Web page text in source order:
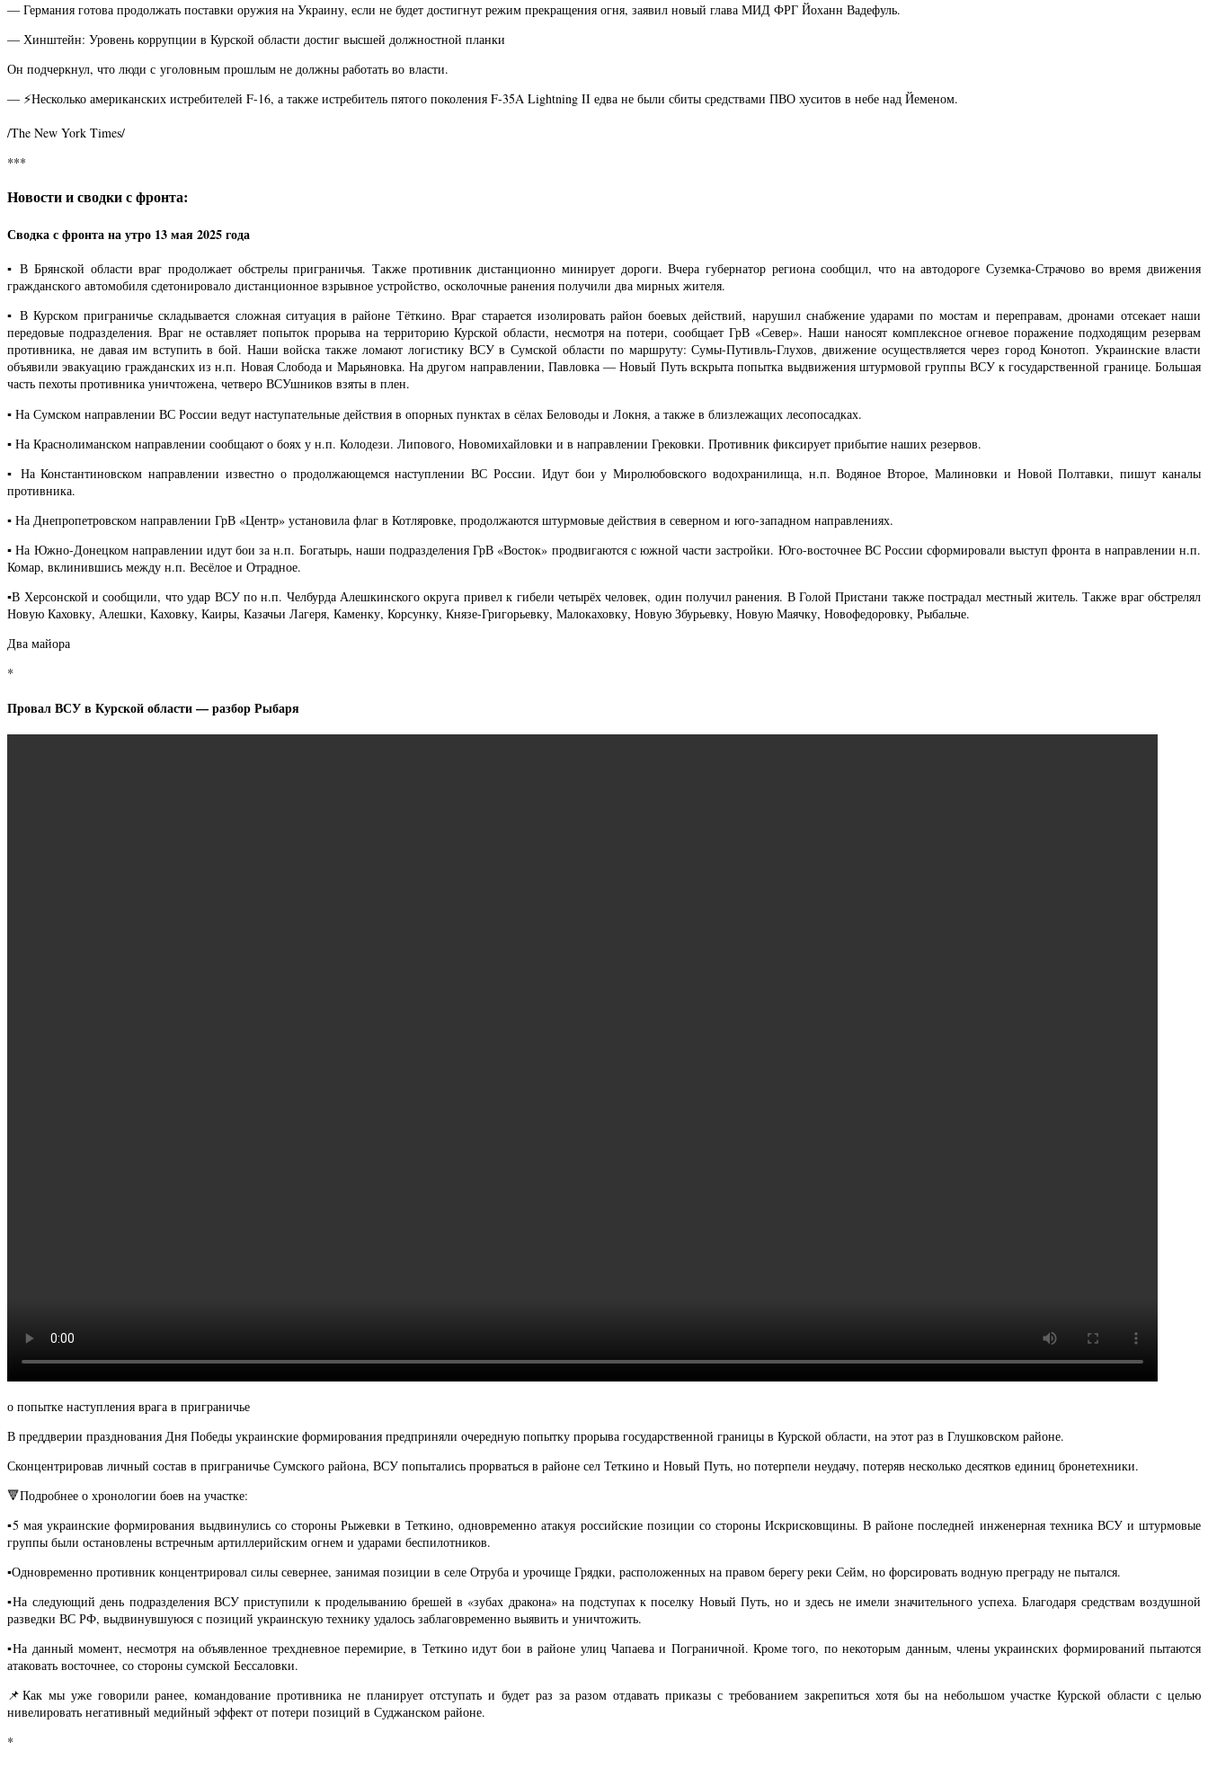
— Германия готова продолжать поставки оружия на Украину, если не будет достигнут режим прекращения огня, заявил новый глава МИД ФРГ Йоханн Вадефуль.
— Хинштейн: Уровень коррупции в Курской области достиг высшей должностной планки
Он подчеркнул, что люди с уголовным прошлым не должны работать во власти.
— ⚡️Несколько американских истребителей F-16, а также истребитель пятого поколения F-35A Lightning II едва не были сбиты средствами ПВО хуситов в небе над Йеменом.
/The New York Times/
***
Новости и сводки с фронта:
Сводка с фронта на утро 13 мая 2025 года
▪️ В Брянской области враг продолжает обстрелы приграничья. Также противник дистанционно минирует дороги. Вчера губернатор региона сообщил, что на автодороге Суземка-Страчово во время движения
гражданского автомобиля сдетонировало дистанционное взрывное устройство, осколочные ранения получили два мирных жителя.
▪️ В Курском приграничье складывается сложная ситуация в районе Тёткино. Враг старается изолировать район боевых действий, нарушил снабжение ударами по мостам и переправам, дронами отсекает наши
передовые подразделения. Враг не оставляет попыток прорыва на территорию Курской области, несмотря на потери, сообщает ГрВ «Север». Наши наносят комплексное огневое поражение подходящим резервам
противника, не давая им вступить в бой. Наши войска также ломают логистику ВСУ в Сумской области по маршруту: Сумы-Путивль-Глухов, движение осуществляется через город Конотоп. Украинские власти
объявили эвакуацию гражданских из н.п. Новая Слобода и Марьяновка. На другом направлении, Павловка — Новый Путь вскрыта попытка выдвижения штурмовой группы ВСУ к государственной границе. Большая
часть пехоты противника уничтожена, четверо ВСУшников взяты в плен.
▪️ На Сумском направлении ВС России ведут наступательные действия в опорных пунктах в сёлах Беловоды и Локня, а также в близлежащих лесопосадках.
▪️ На Краснолиманском направлении сообщают о боях у н.п. Колодези. Липового, Новомихайловки и в направлении Грековки. Противник фиксирует прибытие наших резервов.
▪️ На Константиновском направлении известно о продолжающемся наступлении ВС России. Идут бои у Миролюбовского водохранилища, н.п. Водяное Второе, Малиновки и Новой Полтавки, пишут каналы
противника.
▪️ На Днепропетровском направлении ГрВ «Центр» установила флаг в Котляровке, продолжаются штурмовые действия в северном и юго-западном направлениях.
▪️ На Южно-Донецком направлении идут бои за н.п. Богатырь, наши подразделения ГрВ «Восток» продвигаются с южной части застройки. Юго-восточнее ВС России сформировали выступ фронта в направлении н.п.
Комар, вклинившись между н.п. Весёлое и Отрадное.
▪️В Херсонской и сообщили, что удар ВСУ по н.п. Челбурда Алешкинского округа привел к гибели четырёх человек, один получил ранения. В Голой Пристани также пострадал местный житель. Также враг обстрелял
Новую Каховку, Алешки, Каховку, Каиры, Казачьи Лагеря, Каменку, Корсунку, Князе-Григорьевку, Малокаховку, Новую Збурьевку, Новую Маячку, Новофедоровку, Рыбальче.
Два майора
*
Провал ВСУ в Курской области — разбор Рыбаря
о попытке наступления врага в приграничье
В преддверии празднования Дня Победы украинские формирования предприняли очередную попытку прорыва государственной границы в Курской области, на этот раз в Глушковском районе.
Сконцентрировав личный состав в приграничье Сумского района, ВСУ попытались прорваться в районе сел Теткино и Новый Путь, но потерпели неудачу, потеряв несколько десятков единиц бронетехники.
🔻Подробнее о хронологии боев на участке:
▪️5 мая украинские формирования выдвинулись со стороны Рыжевки в Теткино, одновременно атакуя российские позиции со стороны Искрисковщины. В районе последней инженерная техника ВСУ и штурмовые
группы были остановлены встречным артиллерийским огнем и ударами беспилотников.
▪️Одновременно противник концентрировал силы севернее, занимая позиции в селе Отруба и урочище Грядки, расположенных на правом берегу реки Сейм, но форсировать водную преграду не пытался.
▪️На следующий день подразделения ВСУ приступили к проделыванию брешей в «зубах дракона» на подступах к поселку Новый Путь, но и здесь не имели значительного успеха. Благодаря средствам воздушной
разведки ВС РФ, выдвинувшуюся с позиций украинскую технику удалось заблаговременно выявить и уничтожить.
▪️На данный момент, несмотря на объявленное трехдневное перемирие, в Теткино идут бои в районе улиц Чапаева и Пограничной. Кроме того, по некоторым данным, члены украинских формирований пытаются
атаковать восточнее, со стороны сумской Бессаловки.
📌Как мы уже говорили ранее, командование противника не планирует отступать и будет раз за разом отдавать приказы с требованием закрепиться хотя бы на небольшом участке Курской области с целью
нивелировать негативный медийный эффект от потери позиций в Суджанском районе.
*